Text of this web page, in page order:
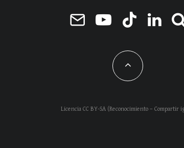
Licencia CC BY-SA (Reconocimiento – Compartir